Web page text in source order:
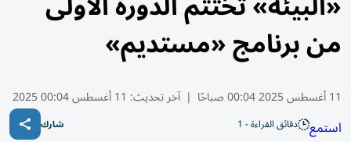
من برنامج «مستديم»
11 أغسطس 2025 00:04 صباحًا | آخر تحديث: 11 أغسطس 00:04 2025
استمع دقائق القراءة - 1 شارك